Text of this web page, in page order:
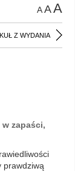
AAA
Z WYDANIA
zapaści,
prawdziwą